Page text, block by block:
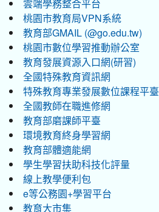
雲端學務整合平台
桃園市教育局VPN系統
教育部GMAIL (@go.edu.tw)
桃園市數位學習推動辦公室
教育發展資源入口網(研習)
全國特殊教育資訊網
特殊教育專業發展數位課程平臺
全國教師在職進修網
教育部磨課師平臺
環境教育終身學習網
教育部體適能網
學生學習扶助科技化評量
線上教學便利包
e等公務園+學習平台
教育大市集